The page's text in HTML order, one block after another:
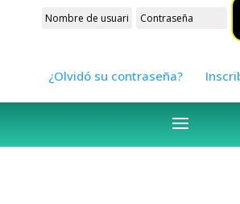
¿Olvidó su contraseña?